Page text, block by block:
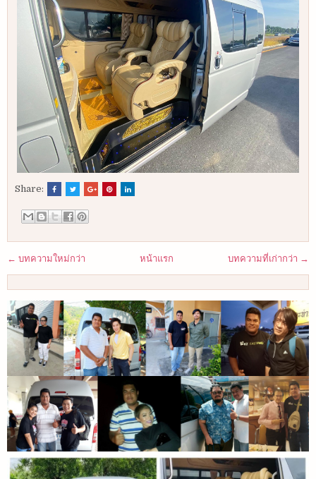
Share:
← บทความใหม่กว่า บทความที่เก่ากว่า →
หน้าแรก